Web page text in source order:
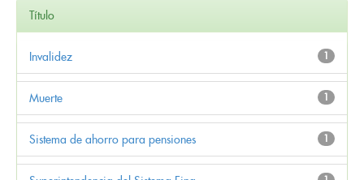
Título
1
Invalidez
1
Muerte
1
Sistema de ahorro para pensiones